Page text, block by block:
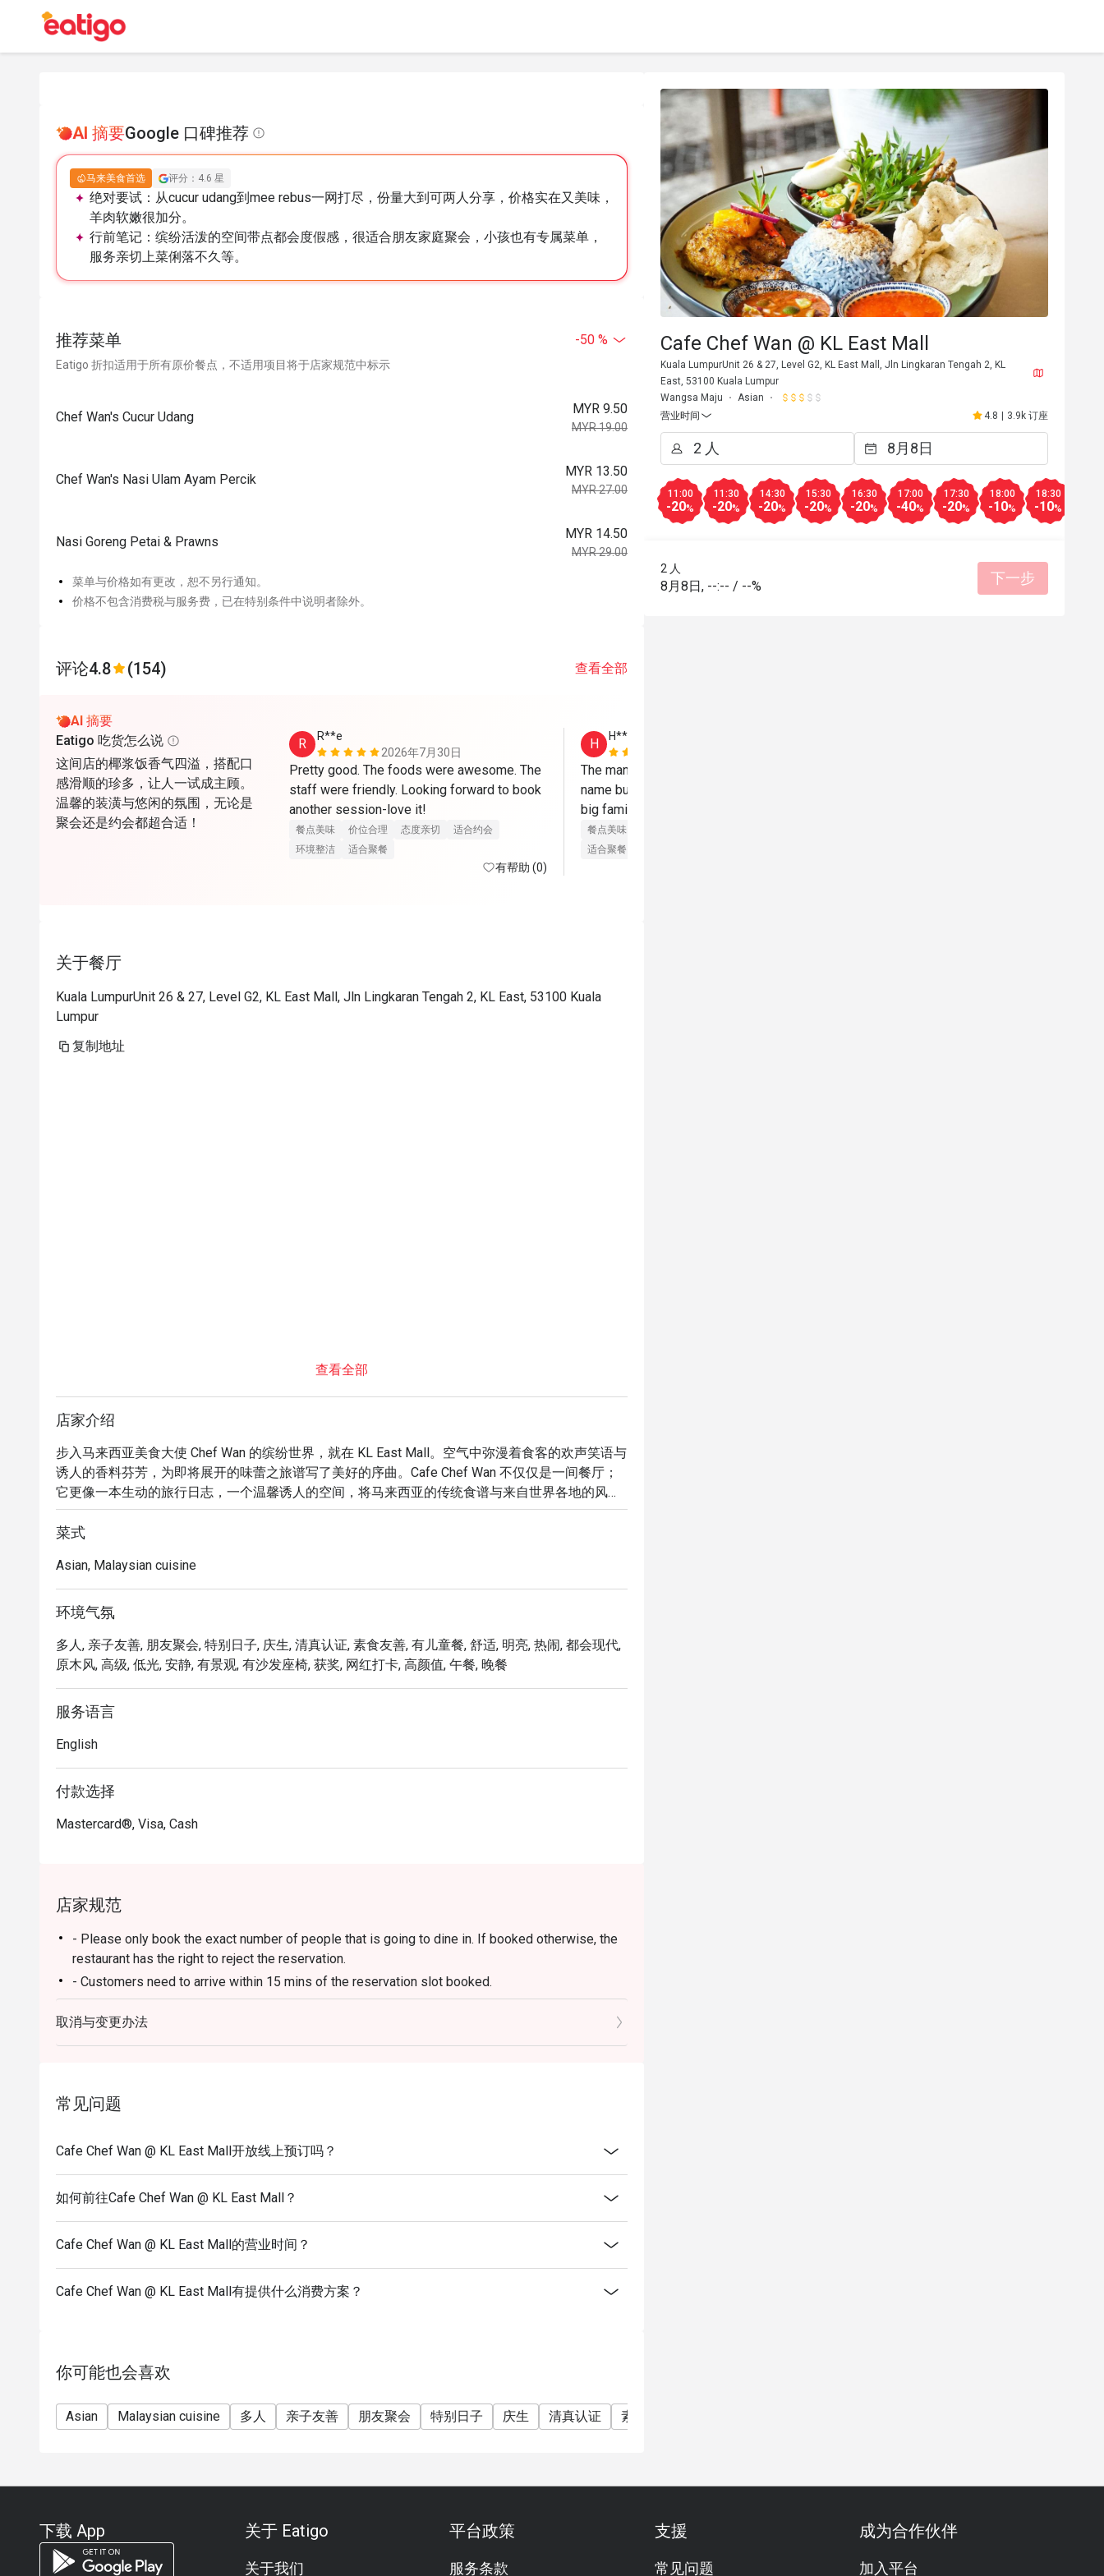
AI 摘要Google 口碑推荐
马来美食首选 评分：4.6 星
绝对要试： 从cucur udang到mee rebus一网打尽，份量大到可两人分享，价格实在又美味，
羊肉软嫩很加分。
行前笔记： 缤纷活泼的空间带点都会度假感，很适合朋友家庭聚会，小孩也有专属菜单，
服务亲切上菜俐落不久等。
推荐菜单 -50 %
Eatigo 折扣适用于所有原价餐点，不适用项目将于店家规范中标示
Chef Wan's Cucur Udang
MYR 9.50
MYR 19.00
Chef Wan's Nasi Ulam Ayam Percik
MYR 13.50
MYR 27.00
Nasi Goreng Petai & Prawns
MYR 14.50
MYR 29.00
菜单与价格如有更改，恕不另行通知。
价格不包含消费税与服务费，已在特别条件中说明者除外。
评论4.8 (154) 查看全部
AI 摘要
Eatigo 吃货怎么说
这间店的椰浆饭香气四溢，搭配口
感滑顺的珍多，让人一试成主顾。
温馨的装潢与悠闲的氛围，无论是
聚会还是约会都超合适！
R
R**e
2026年7月30日
Pretty good. The foods were awesome. The
staff were friendly. Looking forward to book
another session-love it!
餐点美味 价位合理 态度亲切
适合约会
环境整洁
适合聚餐
有帮助 (0)
H
H****y
The manager is so nice!!! I forgot to ask her
name but will definitely come again with my
餐点美味
适合聚餐
关于餐厅
Kuala LumpurUnit 26 & 27, Level G2, KL East Mall, Jln Lingkaran Tengah 2, KL East, 53100 Kuala
Lumpur
复制地址
查看全部
店家介绍
步入马来西亚美食大使 Chef Wan 的缤纷世界，就在 KL East Mall。空气中弥漫着食客的欢声笑语与
诱人的香料芬芳，为即将展开的味蕾之旅谱写了美好的序曲。Cafe Chef Wan 不仅仅是一间餐厅；
它更像一本生动的旅行日志，一个温馨诱人的空间，将马来西亚的传统食谱与来自世界各地的风味
巧妙融合。这家吉隆坡备受喜爱的餐厅，让您的每一餐都充满仪式感。
菜单读起来就像一本精彩的故事书，每一道菜都是 Chef Wan 环球旅行中的心头好，您一定会为此
着迷。想象一下，品尝着一道香气浓郁的咖喱或完美烧烤的杰作，每一口都是他对料理热情的最佳
见证。雅致而舒适的装潢，让每个角落都值得拍照留念，为那些用心与专业烹调的美食，提供了最
🍽️ 精选推荐
・Cik Aini's Mee Rebus｜浓郁的番薯酱汁淋在黄面上，是主厨 Wan 的家传秘方食谱。
・Laksa Johor｜源自南部的经典风味，以鱼肉为基底的浓郁奶香酱汁，搭配意大利面享用。
🥤 招牌饮品
・多款清爽的在地茗茶、热带果汁及无酒精特调饮品，沁凉解渴。
⭐ Google 评分：4.6 分（来自 3513 条评论）
菜式
Asian, Malaysian cuisine
环境气氛
多人, 亲子友善, 朋友聚会, 特别日子, 庆生, 清真认证, 素食友善, 有儿童餐, 舒适, 明亮, 热闹, 都会现代,
原木风, 高级, 低光, 安静, 有景观, 有沙发座椅, 获奖, 网红打卡, 高颜值, 午餐, 晚餐
服务语言
English
付款选择
Mastercard®, Visa, Cash
店家规范
- Please only book the exact number of people that is going to dine in. If booked otherwise, the
restaurant has the right to reject the reservation.
- Customers need to arrive within 15 mins of the reservation slot booked.
- Customers are required to dine in for 1 hour and 30 mins only.
取消与变更办法
常见问题
Cafe Chef Wan @ KL East Mall开放线上预订吗？
如何前往Cafe Chef Wan @ KL East Mall？
Cafe Chef Wan @ KL East Mall的营业时间？
Cafe Chef Wan @ KL East Mall有提供什么消费方案？
你可能也会喜欢
Asian Malaysian cuisine 多人 亲子友善 朋友聚会 特别日子 庆生 清真认证 素食友善
Cafe Chef Wan @ KL East Mall
Kuala LumpurUnit 26 & 27, Level G2, KL East Mall, Jln Lingkaran Tengah 2, KL
East, 53100 Kuala Lumpur
Wangsa Maju
Asian
营业时间
4.8 | 3.9k 订座
11:00
-20%
11:30
-20%
14:30
-20%
15:30
-20%
16:30
-20%
17:00
-40%
17:30
-20%
18:00
-10%
18:30
-10%
2 人
8月8日, --:-- / --% 下一步
下载 App 关于 Eatigo
关于我们
平台政策
服务条款
支援
常见问题
成为合作伙伴
加入平台